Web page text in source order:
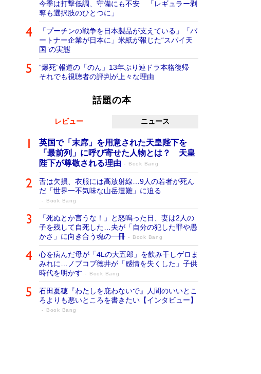
今季は打撃低調、守備にも不安 「レギュラー剥
奪も選択肢のひとつに」
「プーチンの戦争を日本製品が支えている」「パ
ートナー企業が日本に」米紙が報じた“スパイ天
国”の実態
“爆死”報道の「のん」13年ぶり連ドラ本格復帰
それでも視聴者の評判が上々な理由
話題の本
レビュー ニュース
英国で「末席」を用意された天皇陛下を
「最前列」に呼び寄せた人物とは？ 天皇
陛下が尊敬される理由
Book Bang
舌は欠損、衣服には高放射線…9人の若者が死ん
だ「世界一不気味な山岳遭難」に迫る
Book Bang
「死ぬとか言うな！」と怒鳴った日、妻は2人の
子を残して自死した…夫が「自分の犯した罪や愚
かさ」に向き合う魂の一冊
Book Bang
心を病んだ母が「4Lの大五郎」を飲み干しゲロま
みれに…ノブコブ徳井が「感情を失くした」子供
時代を明かす
Book Bang
石田夏穂『わたしを庇わないで』人間のいいとこ
ろよりも悪いところを書きたい【インタビュー】
Book Bang